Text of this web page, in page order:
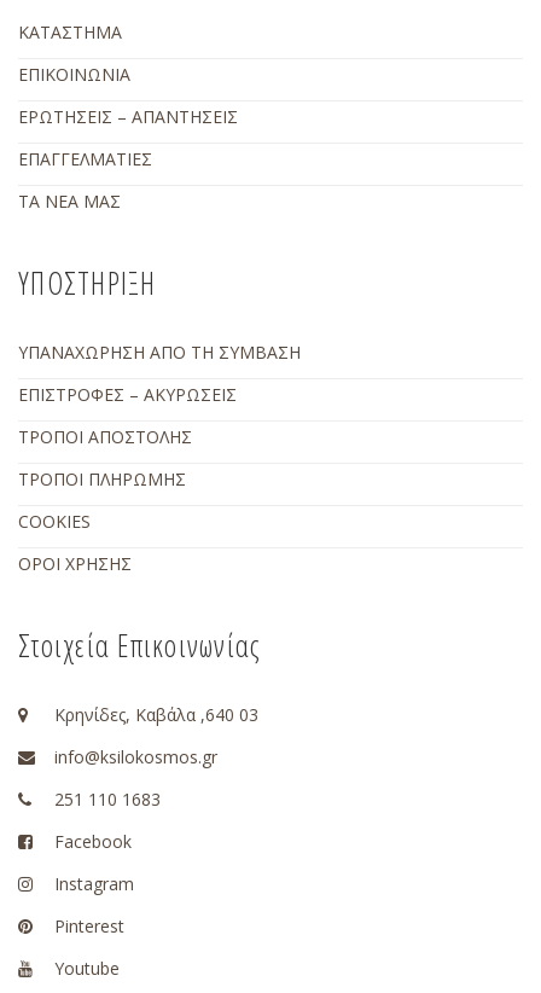
ΚΑΤΑΣΤΗΜΑ
ΕΠΙΚΟΙΝΩΝΙΑ
ΕΡΩΤΗΣΕΙΣ – ΑΠΑΝΤΗΣΕΙΣ
ΕΠΑΓΓΕΛΜΑΤΙΕΣ
ΤΑ ΝΕΑ ΜΑΣ
ΥΠΟΣΤΗΡΙΞΗ
ΥΠΑΝΑΧΩΡΗΣΗ ΑΠΟ ΤΗ ΣΥΜΒΑΣΗ
ΕΠΙΣΤΡΟΦΕΣ – ΑΚΥΡΩΣΕΙΣ
ΤΡΟΠΟΙ ΑΠΟΣΤΟΛΗΣ
ΤΡΟΠΟΙ ΠΛΗΡΩΜΗΣ
COOKIES
ΟΡΟΙ ΧΡΗΣΗΣ
Στοιχεία Επικοινωνίας
Κρηνίδες, Καβάλα ,640 03
info@ksilokosmos.gr
251 110 1683
Facebook
Instagram
Pinterest
Youtube